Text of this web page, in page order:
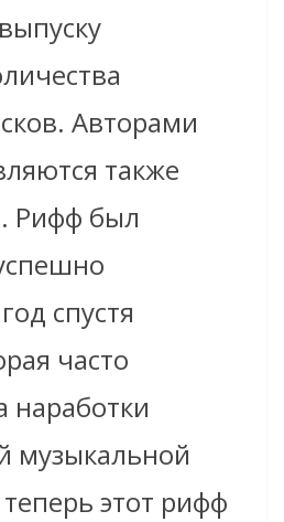
Авторами
также
Рифф был
спустя
часто
наработки
музыкальной
этот рифф